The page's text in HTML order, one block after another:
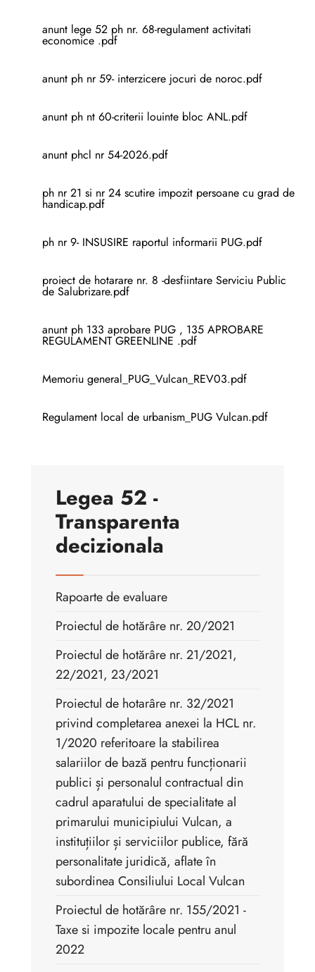
anunt lege 52 ph nr. 68-regulament activitati
economice .pdf
anunt ph nr 59- interzicere jocuri de noroc.pdf
anunt ph nt 60-criterii louinte bloc ANL.pdf
anunt phcl nr 54-2026.pdf
ph nr 21 si nr 24 scutire impozit persoane cu grad de
handicap.pdf
ph nr 9- INSUSIRE raportul informarii PUG.pdf
proiect de hotarare nr. 8 -desfiintare Serviciu Public
de Salubrizare.pdf
anunt ph 133 aprobare PUG , 135 APROBARE
REGULAMENT GREENLINE .pdf
Memoriu general_PUG_Vulcan_REV03.pdf
Regulament local de urbanism_PUG Vulcan.pdf
Legea 52 -
Transparenta
decizionala
Rapoarte de evaluare
Proiectul de hotărâre nr. 20/2021
Proiectul de hotărâre nr. 21/2021,
22/2021, 23/2021
Proiectul de hotarâre nr. 32/2021
privind completarea anexei la HCL nr.
1/2020 referitoare la stabilirea
salariilor de bază pentru funcționarii
publici și personalul contractual din
cadrul aparatului de specialitate al
primarului municipiului Vulcan, a
instituțiilor și serviciilor publice, fără
personalitate juridică, aflate în
subordinea Consiliului Local Vulcan
Proiectul de hotărâre nr. 155/2021 -
Taxe si impozite locale pentru anul
2022